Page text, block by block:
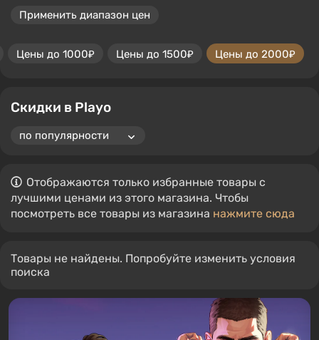
Применить диапазон цен
Цены до 1000₽ Цены до 1500₽ Цены до 2000₽
Скидки в Playo
Отображаются только избранные товары с
лучшими ценами из этого магазина. Чтобы
посмотреть все товары из магазина нажмите сюда
Товары не найдены. Попробуйте изменить условия
поиска